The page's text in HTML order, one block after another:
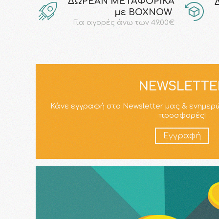
με ΒΟΧΝΟW
Για αγορές άνω των 49.00€
Κάνε εγγραφή στο Newsletter μας &
προσφορές!
Εγγραφή